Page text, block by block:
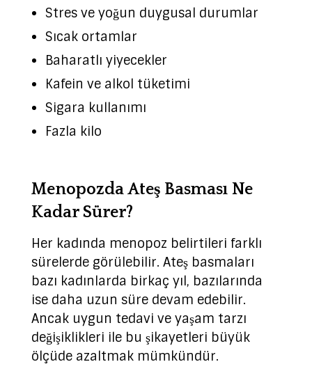
Stres ve yoğun duygusal durumlar
Sıcak ortamlar
Baharatlı yiyecekler
Kafein ve alkol tüketimi
Sigara kullanımı
Fazla kilo
Menopozda Ateş Basması Ne
Kadar Sürer?
Her kadında menopoz belirtileri farklı
sürelerde görülebilir. Ateş basmaları
bazı kadınlarda birkaç yıl, bazılarında
ise daha uzun süre devam edebilir.
Ancak uygun tedavi ve yaşam tarzı
değişiklikleri ile bu şikayetleri büyük
ölçüde azaltmak mümkündür.